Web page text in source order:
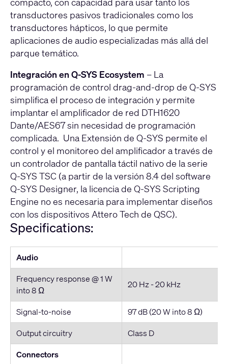
transductores pasivos tradicionales como los
transductores hápticos, lo que permite
aplicaciones de audio especializadas más allá del
parque temático.
Integración en Q-SYS Ecosystem – La
programación de control drag-and-drop de Q-SYS
simplifica el proceso de integración y permite
implantar el amplificador de red DTH1620
Dante/AES67 sin necesidad de programación
complicada. Una Extensión de Q-SYS permite el
control y el monitoreo del amplificador a través de
un controlador de pantalla táctil nativo de la serie
Q-SYS TSC (a partir de la versión 8.4 del software
Q-SYS Designer, la licencia de Q-SYS Scripting
Engine no es necesaria para implementar diseños
con los dispositivos Attero Tech de QSC).
Specifications:
Audio
Frequency response @ 1 W
into 8 Ω
20 Hz - 20 kHz
Signal-to-noise
97 dB (20 W into 8 Ω)
Output circuitry
Class D
Connectors